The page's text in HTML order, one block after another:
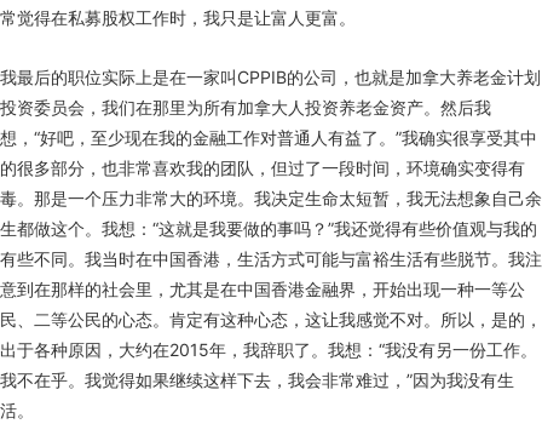
常觉得在私募股权工作时，我只是让富人更富。
我最后的职位实际上是在一家叫CPPIB的公司，也就是加拿大养老金计划
投资委员会，我们在那里为所有加拿大人投资养老金资产。然后我
想，“好吧，至少现在我的金融工作对普通人有益了。”我确实很享受其中
的很多部分，也非常喜欢我的团队，但过了一段时间，环境确实变得有
毒。那是一个压力非常大的环境。我决定生命太短暂，我无法想象自己余
生都做这个。我想：“这就是我要做的事吗？”我还觉得有些价值观与我的
有些不同。我当时在中国香港，生活方式可能与富裕生活有些脱节。我注
意到在那样的社会里，尤其是在中国香港金融界，开始出现一种一等公
民、二等公民的心态。肯定有这种心态，这让我感觉不对。所以，是的，
出于各种原因，大约在2015年，我辞职了。我想：“我没有另一份工作。
我不在乎。我觉得如果继续这样下去，我会非常难过，”因为我没有生
活。